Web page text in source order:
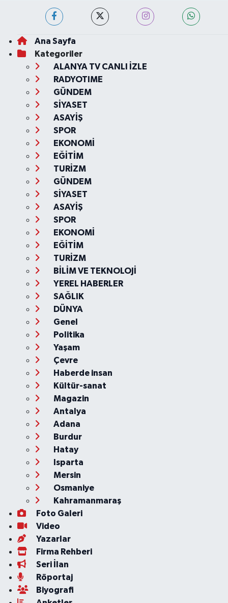
Ana Sayfa
Kategoriler
ALANYA TV CANLI İZLE
RADYOTIME
GÜNDEM
SİYASET
ASAYİŞ
SPOR
EKONOMİ
EĞİTİM
TURİZM
GÜNDEM
SİYASET
ASAYİŞ
SPOR
EKONOMİ
EĞİTİM
TURİZM
BİLİM VE TEKNOLOJİ
YEREL HABERLER
SAĞLIK
DÜNYA
Genel
Politika
Yaşam
Çevre
Haberde insan
Kültür-sanat
Magazin
Antalya
Adana
Burdur
Hatay
Isparta
Mersin
Osmaniye
Kahramanmaraş
Foto Galeri
Video
Yazarlar
Firma Rehberi
Seri İlan
Röportaj
Biyografi